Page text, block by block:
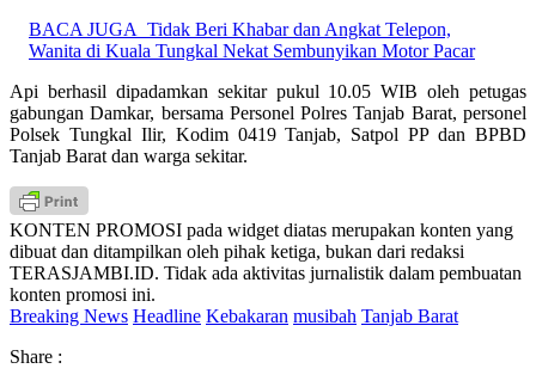
BACA JUGA Tidak Beri Khabar dan Angkat Telepon,
Wanita di Kuala Tungkal Nekat Sembunyikan Motor Pacar
Api berhasil dipadamkan sekitar pukul 10.05 WIB oleh petugas
gabungan Damkar, bersama Personel Polres Tanjab Barat, personel
Polsek Tungkal Ilir, Kodim 0419 Tanjab, Satpol PP dan BPBD
Tanjab Barat dan warga sekitar.
KONTEN PROMOSI pada widget diatas merupakan konten yang
dibuat dan ditampilkan oleh pihak ketiga, bukan dari redaksi
TERASJAMBI.ID. Tidak ada aktivitas jurnalistik dalam pembuatan
konten promosi ini.
Breaking News Headline Kebakaran musibah Tanjab Barat
Share :